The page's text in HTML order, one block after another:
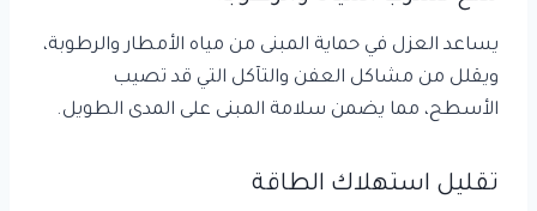
يساعد العزل في حماية المبنى من مياه الأمطار والرطوبة،
ويقلل من مشاكل العفن والتآكل التي قد تصيب
الأسطح، مما يضمن سلامة المبنى على المدى الطويل.
تقليل استهلاك الطاقة